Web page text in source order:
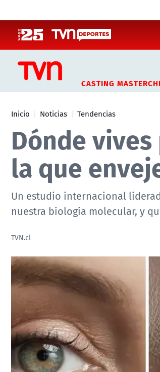
CASTING
Inicio Noticias Tendencias
Dónde
la que
Un estudio internacional
nuestra biología molecular, y
TVN.cl